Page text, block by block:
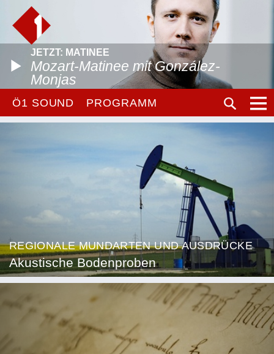
JETZT: MATINEE
Mozart-Matinee mit González-
Monjas
Ö1 SOUND PROGRAMM
REGIONALE MUNDARTEN UND AUSDRÜCKE
Akustische Bodenproben